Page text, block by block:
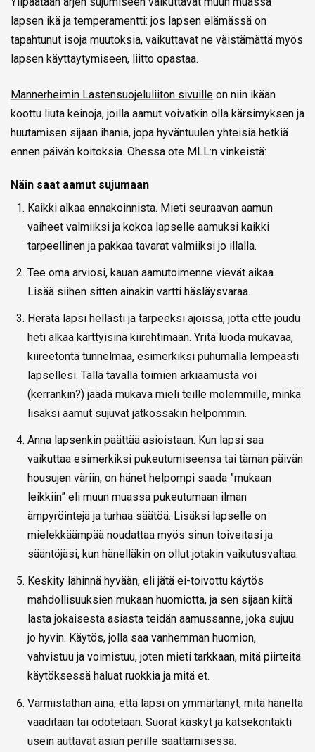
lapsen ikä ja temperamentti: jos lapsen elämässä on
tapahtunut isoja muutoksia, vaikuttavat ne väistämättä myös
lapsen käyttäytymiseen, liitto opastaa.
Mannerheimin Lastensuojeluliiton sivuille on niin ikään
koottu liuta keinoja, joilla aamut voivatkin olla kärsimyksen ja
huutamisen sijaan ihania, jopa hyväntuulen yhteisiä hetkiä
ennen päivän koitoksia. Ohessa ote MLL:n vinkeistä:
Näin saat aamut sujumaan
Kaikki alkaa ennakoinnista. Mieti seuraavan aamun
vaiheet valmiiksi ja kokoa lapselle aamuksi kaikki
tarpeellinen ja pakkaa tavarat valmiiksi jo illalla.
Tee oma arviosi, kauan aamutoimenne vievät aikaa.
Lisää siihen sitten ainakin vartti häsläysvaraa.
Herätä lapsi hellästi ja tarpeeksi ajoissa, jotta ette joudu
heti alkaa kärttyisinä kiirehtimään. Yritä luoda mukavaa,
kiireetöntä tunnelmaa, esimerkiksi puhumalla lempeästi
lapsellesi. Tällä tavalla toimien arkiaamusta voi
(kerrankin?) jäädä mukava mieli teille molemmille, minkä
lisäksi aamut sujuvat jatkossakin helpommin.
Anna lapsenkin päättää asioistaan. Kun lapsi saa
vaikuttaa esimerkiksi pukeutumiseensa tai tämän päivän
housujen väriin, on hänet helpompi saada ”mukaan
leikkiin” eli muun muassa pukeutumaan ilman
ämpyröintejä ja turhaa säätöä. Lisäksi lapselle on
mielekkäämpää noudattaa myös sinun toiveitasi ja
sääntöjäsi, kun hänelläkin on ollut jotakin vaikutusvaltaa.
Keskity lähinnä hyvään, eli jätä ei-toivottu käytös
mahdollisuuksien mukaan huomiotta, ja sen sijaan kiitä
lasta jokaisesta asiasta teidän aamussanne, joka sujuu
jo hyvin. Käytös, jolla saa vanhemman huomion,
vahvistuu ja voimistuu, joten mieti tarkkaan, mitä piirteitä
käytöksessä haluat ruokkia ja mitä et.
Varmistathan aina, että lapsi on ymmärtänyt, mitä häneltä
vaaditaan tai odotetaan. Suorat käskyt ja katsekontakti
usein auttavat asian perille saattamisessa.